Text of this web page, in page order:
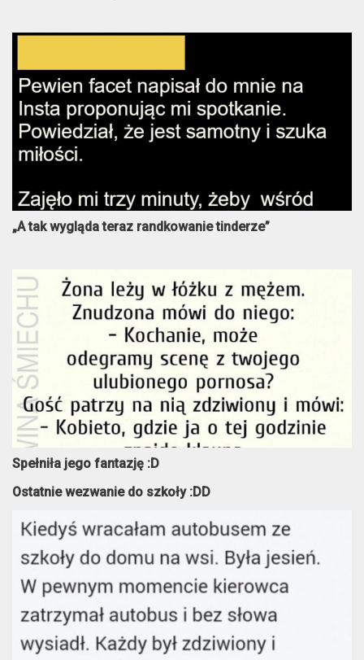
„A tak wygląda teraz randkowanie tinderze”
Spełniła jego fantazję :D
Ostatnie wezwanie do szkoły :DD